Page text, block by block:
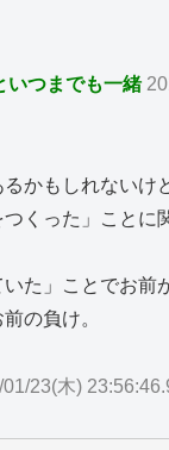
いつまでも一緒
かもしれないけ
つくった」ことに
いた」ことでお前
の負け。
01/23(木)